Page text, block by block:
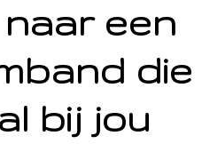
een
die
bij jou